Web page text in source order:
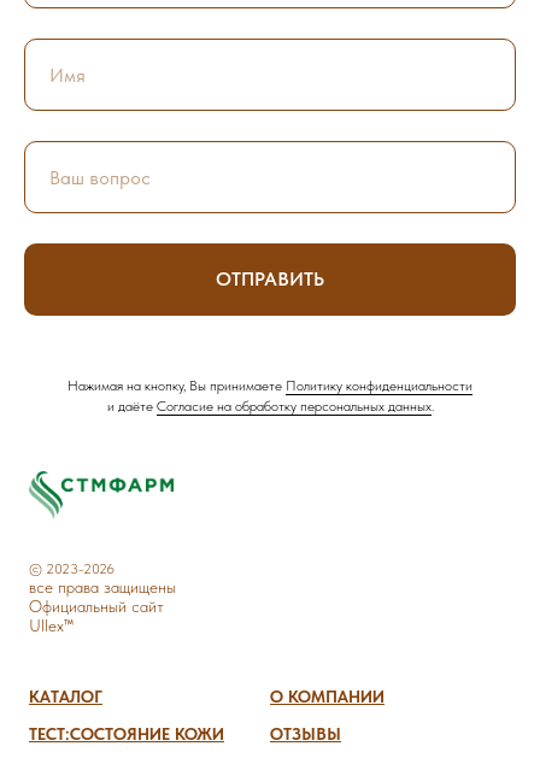
ОТПРАВИТЬ
Нажимая на кнопку, Вы принимаете Политику конфиденциальности
и даёте Согласие на обработку персональных данных.
© 2023-2026
все права защищены
Официальный сайт
Ullex™
КАТАЛОГ
ТЕСТ:СОСТОЯНИЕ КОЖИ
О КОМПАНИИ
ОТЗЫВЫ